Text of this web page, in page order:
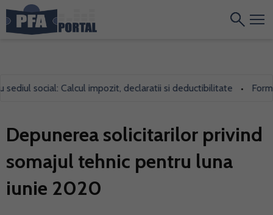
social: Calcul impozit, declaratii si deductibilitate •
Depunerea solicitarilor privind
somajul tehnic pentru luna
iunie 2020